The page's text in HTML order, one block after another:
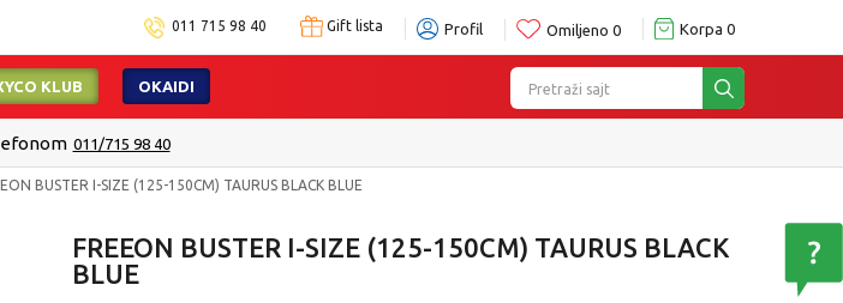
011 715 98 40 Gift lista Profil Omiljeno 0 Korpa 0
Pretraži sajt
KLUB OKAIDI
011/715 98 40
BUSTER I-SIZE (125-150CM) TAURUS BLACK BLUE
FREEON BUSTER I-SIZE (125-150CM) TAURUS BLACK
BLUE